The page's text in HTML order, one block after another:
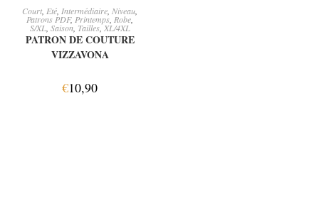
AJOUTER AU PANIER
Court Eté Intermédiaire Niveau
Patrons PDF, Printemps Robe
S/XL, Saison, Tailles,XL/4XL
PATRON DE COUTURE
VIZZAVONA
€10,90